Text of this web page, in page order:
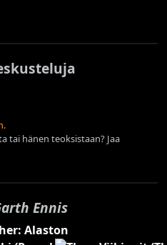
tai hänen teoksistaan? Jaa
Ennis